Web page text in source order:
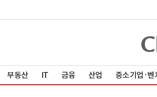
부동산 IT 금융 산업 중소기업·벤